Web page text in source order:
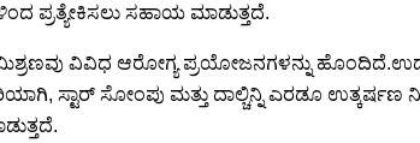
ಪ್ರತ್ಯೇಕಿಸಲು ಸಹಾಯ ಮಾಡುತ್ತದೆ.
ವಿವಿಧ ಆರೋಗ್ಯ ಪ್ರಯೋಜನಗಳನ್ನು
ಸ್ಟಾರ್ ಸೋಂಪು ಮತ್ತು ದಾಲ್ಚಿನ್ನಿ ಎರಡೂ ಉತ್ಕರ್ಷಣ